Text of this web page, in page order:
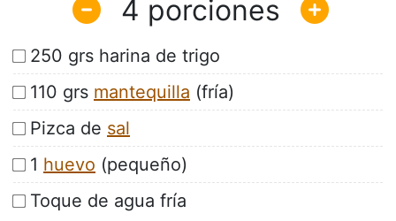
4
250 grs harina de trigo
110 grs mantequilla (fría)
Pizca de sal
1 huevo (pequeño)
Toque de agua fría